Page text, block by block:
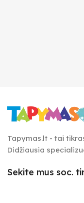
Tapymas.lt - tai
Didžiausia
Sekite mus soc.